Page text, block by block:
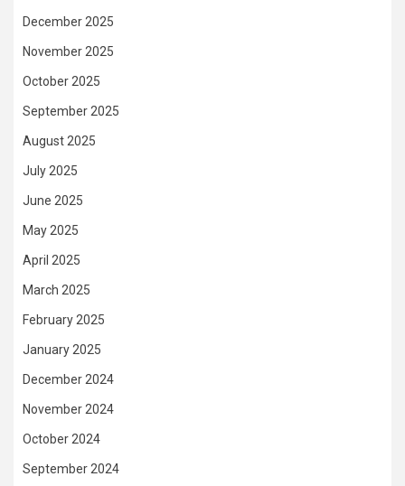
December 2025
November 2025
October 2025
September 2025
August 2025
July 2025
June 2025
May 2025
April 2025
March 2025
February 2025
January 2025
December 2024
November 2024
October 2024
September 2024